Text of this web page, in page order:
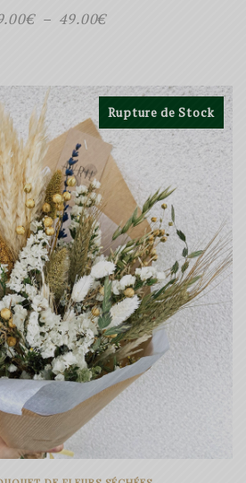
€ – 49.00€Plage
19.00€
à
49.00€
Rupture de Stock